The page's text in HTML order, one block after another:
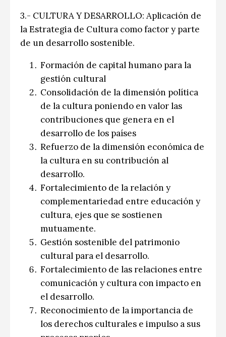
3.- CULTURA Y DESARROLLO: Aplicación de
la Estrategia de Cultura como factor y parte
de un desarrollo sostenible.
Formación de capital humano para la
gestión cultural
Consolidación de la dimensión política
de la cultura poniendo en valor las
contribuciones que genera en el
desarrollo de los países
Refuerzo de la dimensión económica de
la cultura en su contribución al
desarrollo.
Fortalecimiento de la relación y
complementariedad entre educación y
cultura, ejes que se sostienen
mutuamente.
Gestión sostenible del patrimonio
cultural para el desarrollo.
Fortalecimiento de las relaciones entre
comunicación y cultura con impacto en
el desarrollo.
Reconocimiento de la importancia de
los derechos culturales e impulso a sus